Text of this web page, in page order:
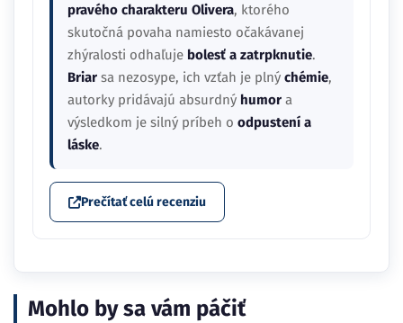
pravého charakteru Olivera, ktorého
skutočná povaha namiesto očakávanej
zhýralosti odhaľuje bolesť a zatrpknutie.
Briar sa nezosype, ich vzťah je plný chémie,
autorky pridávajú absurdný humor a
výsledkom je silný príbeh o odpustení a
láske.
Prečítať celú recenziu
Mohlo by sa vám páčiť